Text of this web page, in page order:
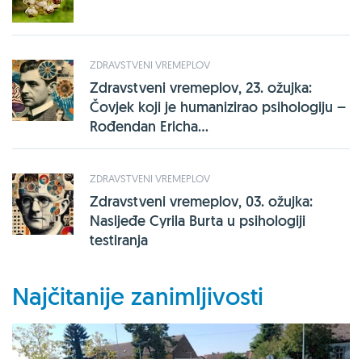
ZDRAVSTVENI VREMEPLOV
Zdravstveni vremeplov, 23. ožujka:
Čovjek koji je humanizirao psihologiju –
Rođendan Ericha...
ZDRAVSTVENI VREMEPLOV
Zdravstveni vremeplov, 03. ožujka:
Nasljeđe Cyrila Burta u psihologiji
testiranja
Najčitanije zanimljivosti